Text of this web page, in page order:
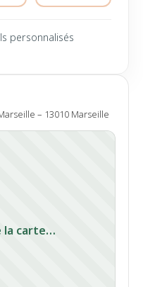
– 13010 Marseille
la carte…
personnalisés